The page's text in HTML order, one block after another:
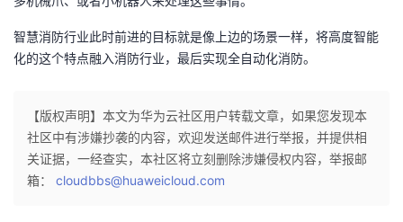
坛
圈
的
播
我
活
动
的
关
我
的
我
智慧消防行业此时前进的目标就是像上边的场景一样，将高度智能
化的这个特点融入消防行业，最后实现全自动化消防。
【版权声明】本文为华为云社区用户转载文章，如果您发现本
社区中有涉嫌抄袭的内容，欢迎发送邮件进行举报，并提供相
关证据，一经查实，本社区将立刻删除涉嫌侵权内容，举报邮
箱： cloudbbs@huaweicloud.com